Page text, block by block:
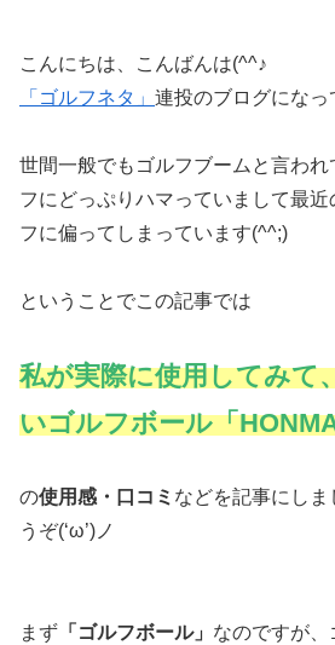
こんにちは、こんばんは(^^♪
「ゴルフネタ」 連投のブログにな
世間一般でもゴルフブームと言わ
フにどっぷりハマっていまして最
フに偏ってしまっています(^^;)
ということでこの記事では
私が実際に使用してみて
いゴルフボール「
の使用感・口コミ などを記事にし
うぞ(‘ω’)ノ
まず 「ゴルフボール」 なのですが